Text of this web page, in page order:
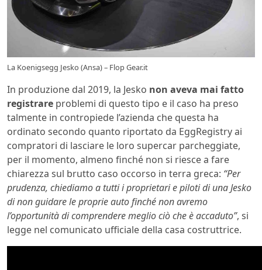
La Koenigsegg Jesko (Ansa) – Flop Gear.it
In produzione dal 2019, la Jesko non aveva mai fatto
registrare problemi di questo tipo e il caso ha preso
talmente in contropiede l’azienda che questa ha
ordinato secondo quanto riportato da EggRegistry ai
compratori di lasciare le loro supercar parcheggiate,
per il momento, almeno finché non si riesce a fare
chiarezza sul brutto caso occorso in terra greca: “Per
prudenza, chiediamo a tutti i proprietari e piloti di una Jesko
di non guidare le proprie auto finché non avremo
l’opportunità di comprendere meglio ciò che è accaduto”, si
legge nel comunicato ufficiale della casa costruttrice.